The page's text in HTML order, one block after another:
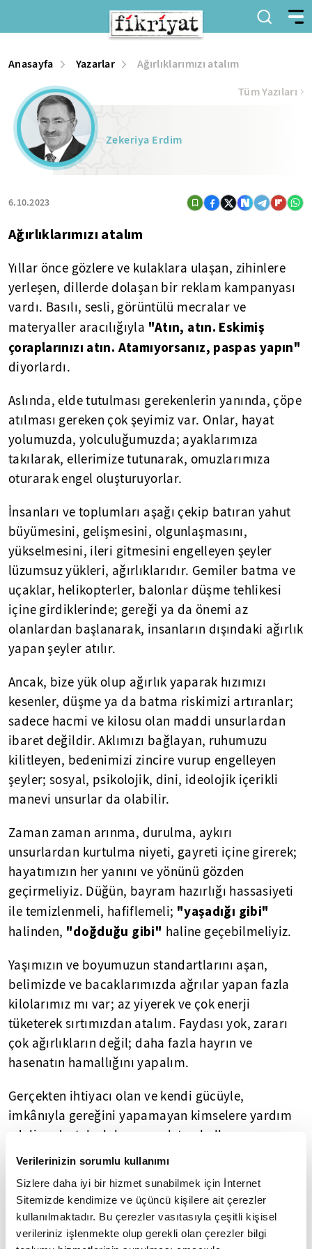
Verilerinizin sorumlu kullanımı
Sizlere daha iyi bir hizmet sunabilmek için İnternet
Sitemizde kendimize ve üçüncü kişilere ait çerezler
kullanılmaktadır. Bu çerezler vasıtasıyla çeşitli kişisel
verileriniz işlenmekte olup gerekli olan çerezler bilgi
Anasayfa Yazarlar Ağırlıklarımızı atalım
Zekeriya Erdim
6.10.2023
Tüm Yazıları
Ağırlıklarımızı atalım
Yıllar önce gözlere ve kulaklara ulaşan, zihinlere
yerleşen, dillerde dolaşan bir reklam kampanyası
vardı. Basılı, sesli, görüntülü mecralar ve
materyaller aracılığıyla "Atın, atın. Eskimiş
çoraplarınızı atın. Atamıyorsanız, paspas yapın"
diyorlardı.
Aslında, elde tutulması gerekenlerin yanında, çöpe
atılması gereken çok şeyimiz var. Onlar, hayat
yolumuzda, yolculuğumuzda; ayaklarımıza
takılarak, ellerimize tutunarak, omuzlarımıza
oturarak engel oluşturuyorlar.
İnsanları ve toplumları aşağı çekip batıran yahut
büyümesini, gelişmesini, olgunlaşmasını,
yükselmesini, ileri gitmesini engelleyen şeyler
lüzumsuz yükleri, ağırlıklarıdır. Gemiler batma ve
uçaklar, helikopterler, balonlar düşme tehlikesi
içine girdiklerinde; gereği ya da önemi az
olanlardan başlanarak, insanların dışındaki ağırlık
yapan şeyler atılır.
Ancak, bize yük olup ağırlık yaparak hızımızı
kesenler, düşme ya da batma riskimizi artıranlar;
sadece hacmi ve kilosu olan maddi unsurlardan
ibaret değildir. Aklımızı bağlayan, ruhumuzu
kilitleyen, bedenimizi zincire vurup engelleyen
şeyler; sosyal, psikolojik, dini, ideolojik içerikli
manevi unsurlar da olabilir.
Zaman zaman arınma, durulma, aykırı
unsurlardan kurtulma niyeti, gayreti içine girerek;
hayatımızın her yanını ve yönünü gözden
geçirmeliyiz. Düğün, bayram hazırlığı hassasiyeti
ile temizlenmeli, hafiflemeli; "yaşadığı gibi"
halinden, "doğduğu gibi" haline geçebilmeliyiz.
Yaşımızın ve boyumuzun standartlarını aşan,
belimizde ve bacaklarımızda ağrılar yapan fazla
kilolarımız mı var; az yiyerek ve çok enerji
tüketerek sırtımızdan atalım. Faydası yok, zararı
çok ağırlıkların değil; daha fazla hayrın ve
hasenatın hamallığını yapalım.
Gerçekten ihtiyacı olan ve kendi gücüyle,
imkânıyla gereğini yapamayan kimselere yardım
edelim, destek olalım; ancak tembellere,
asalaklara, din ve vicdan istismarı yapanlara
fırsat vermeyelim. Kendi keyfi ve rahatı için
başkalarının sırtından geçinmeyi meslek
edinenlerin, marifet sayanların tezgâhına
gelmeyelim.